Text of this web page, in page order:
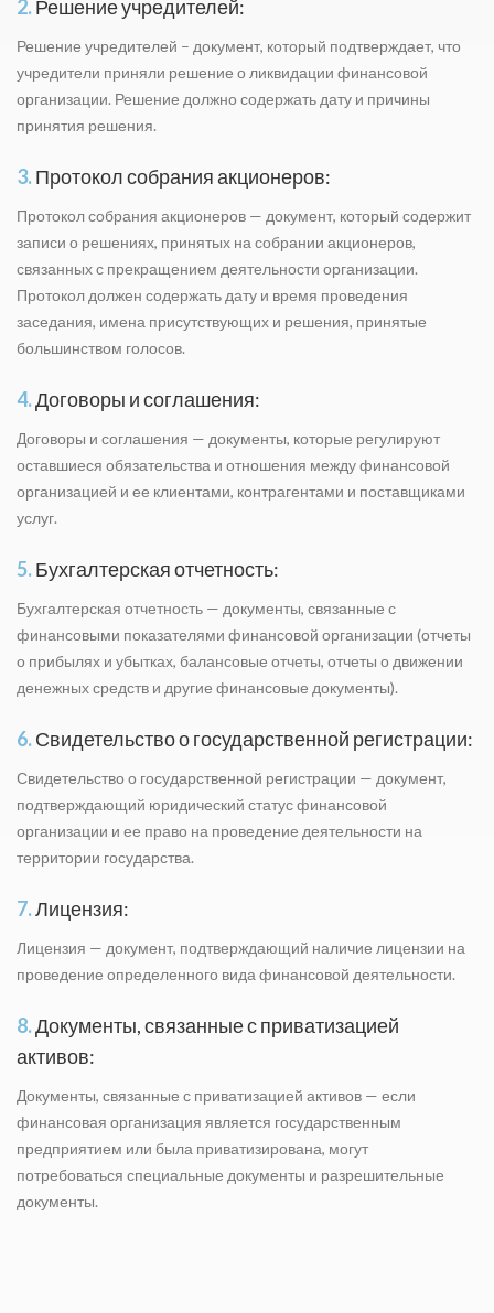
2.Решение учредителей:
Решение учредителей – документ, который подтверждает, что
учредители приняли решение о ликвидации финансовой
организации. Решение должно содержать дату и причины
принятия решения.
3.Протокол собрания акционеров:
Протокол собрания акционеров — документ, который содержит
записи о решениях, принятых на собрании акционеров,
связанных с прекращением деятельности организации.
Протокол должен содержать дату и время проведения
заседания, имена присутствующих и решения, принятые
большинством голосов.
4.Договоры и соглашения:
Договоры и соглашения — документы, которые регулируют
оставшиеся обязательства и отношения между финансовой
организацией и ее клиентами, контрагентами и поставщиками
услуг.
5.Бухгалтерская отчетность:
Бухгалтерская отчетность — документы, связанные с
финансовыми показателями финансовой организации (отчеты
о прибылях и убытках, балансовые отчеты, отчеты о движении
денежных средств и другие финансовые документы).
6.Свидетельство о государственной регистрации:
Свидетельство о государственной регистрации — документ,
подтверждающий юридический статус финансовой
организации и ее право на проведение деятельности на
территории государства.
7.Лицензия:
Лицензия — документ, подтверждающий наличие лицензии на
проведение определенного вида финансовой деятельности.
8.Документы, связанные с приватизацией
активов:
Документы, связанные с приватизацией активов — если
финансовая организация является государственным
предприятием или была приватизирована, могут
потребоваться специальные документы и разрешительные
документы.